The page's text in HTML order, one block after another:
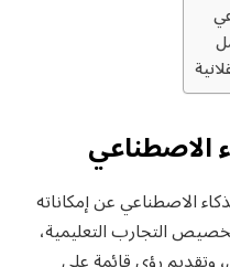
الاصطناعي
الاصطناعي عن إمكاناته
التجارب التعليمية،